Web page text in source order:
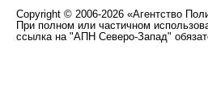
Copyright © 2006-2026 «Агентство
При полном или частичном
ссылка на "АПН Северо-Запад"